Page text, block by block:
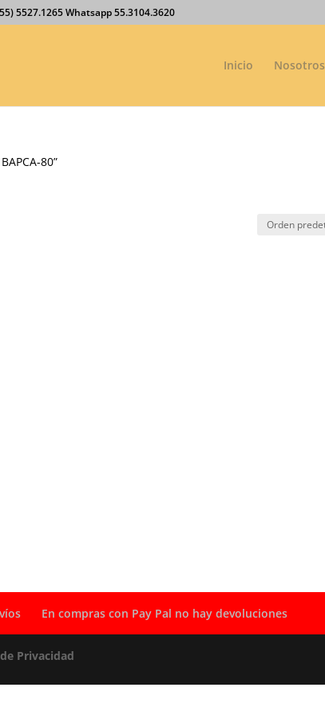
5527.1265 Whatsapp 55.3104.3620
Inicio Nosotros
80”
En compras con Pay Pal no hay devoluciones
Privacidad